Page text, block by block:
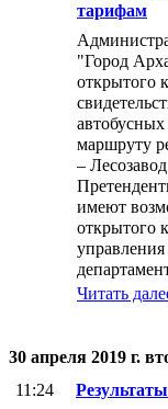
тарифам
"Город
открытого
маршруту
–
имеют
открытого
Читать
30 апреля 2019 г.
11:24